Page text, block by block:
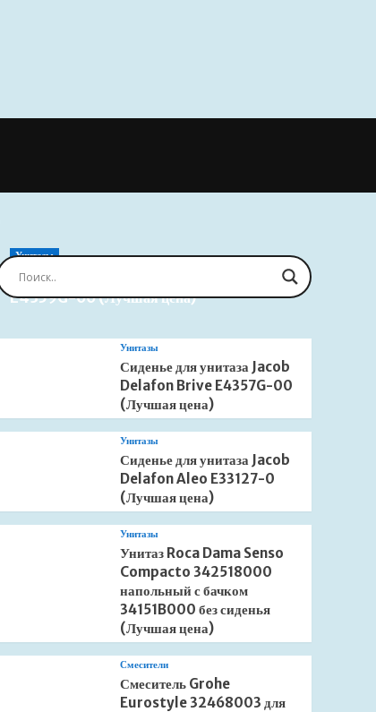
Унитазы
Сиденье для унитаза Jacob Delafon Brive
E4359G-00 (Лучшая цена)
Унитазы
Сиденье для унитаза Jacob
Delafon Brive E4357G-00
(Лучшая цена)
Унитазы
Сиденье для унитаза Jacob
Delafon Aleo E33127-0
(Лучшая цена)
Унитазы
Унитаз Roca Dama Senso
Compacto 342518000
напольный с бачком
34151B000 без сиденья
(Лучшая цена)
Смесители
Смеситель Grohe
Eurostyle 32468003 для